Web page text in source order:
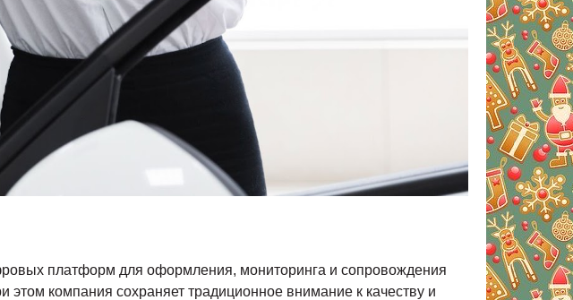
платформ для оформления, мониторинга и сопровождения
компания сохраняет традиционное внимание к качеству и